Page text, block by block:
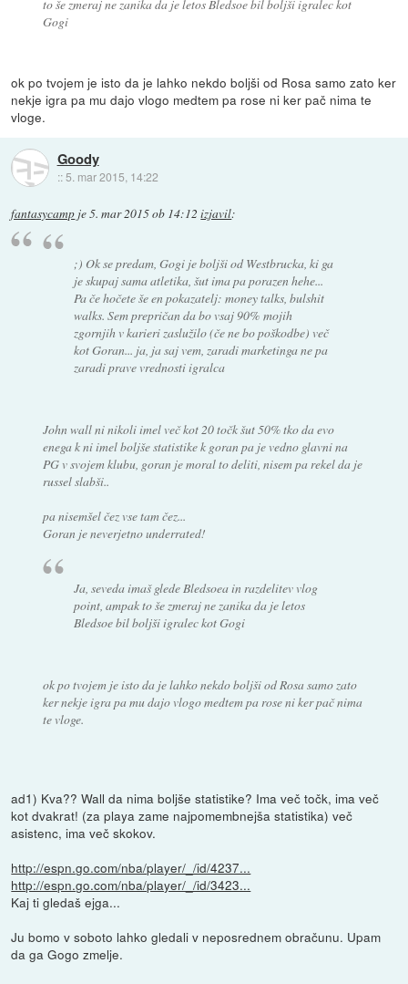
to še zmeraj ne zanika da je letos Bledsoe bil boljši igralec kot
Gogi
ok po tvojem je isto da je lahko nekdo boljši od Rosa samo zato ker
nekje igra pa mu dajo vlogo medtem pa rose ni ker pač nima te
vloge.
Goody
:: 5. mar 2015, 14:22
fantasycamp je5. mar 2015 ob 14:12 izjavil:
;) Ok se predam, Gogi je boljši od Westbrucka, ki ga
je skupaj sama atletika, šut ima pa porazen hehe...
Pa če hočete še en pokazatelj: money talks, bulshit
walks. Sem prepričan da bo vsaj 90% mojih
zgornjih v karieri zaslužilo (če ne bo poškodbe) več
kot Goran... ja, ja saj vem, zaradi marketinga ne pa
zaradi prave vrednosti igralca
John wall ni nikoli imel več kot 20 točk šut 50% tko da evo
enega k ni imel boljše statistike k goran pa je vedno glavni na
PG v svojem klubu, goran je moral to deliti, nisem pa rekel da je
russel slabši..
pa nisemšel čez vse tam čez...
Goran je neverjetno underrated!
Ja, seveda imaš glede Bledsoea in razdelitev vlog
point, ampak to še zmeraj ne zanika da je letos
Bledsoe bil boljši igralec kot Gogi
ok po tvojem je isto da je lahko nekdo boljši od Rosa samo zato
ker nekje igra pa mu dajo vlogo medtem pa rose ni ker pač nima
te vloge.
ad1) Kva?? Wall da nima boljše statistike? Ima več točk, ima več
kot dvakrat! (za playa zame najpomembnejša statistika) več
asistenc, ima več skokov.
http://espn.go.com/nba/player/_/id/4237...
http://espn.go.com/nba/player/_/id/3423...
Kaj ti gledaš ejga...
Ju bomo v soboto lahko gledali v neposrednem obračunu. Upam
da ga Gogo zmelje.